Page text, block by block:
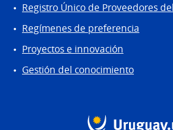
Registro Único de Proveedores
Regímenes de preferencia
Proyectos e innovación
Gestión del conocimiento